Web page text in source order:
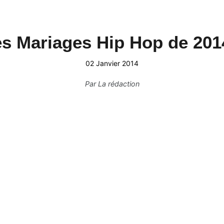
Mariages Hip Hop de
02 Janvier 2014
ParLa rédaction